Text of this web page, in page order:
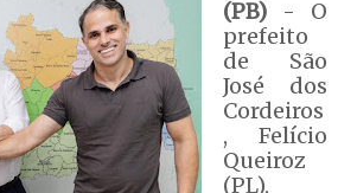
(PB)- O
prefeito
de São
José dos
Cordeiros
, Felício
Queiroz
(PL),